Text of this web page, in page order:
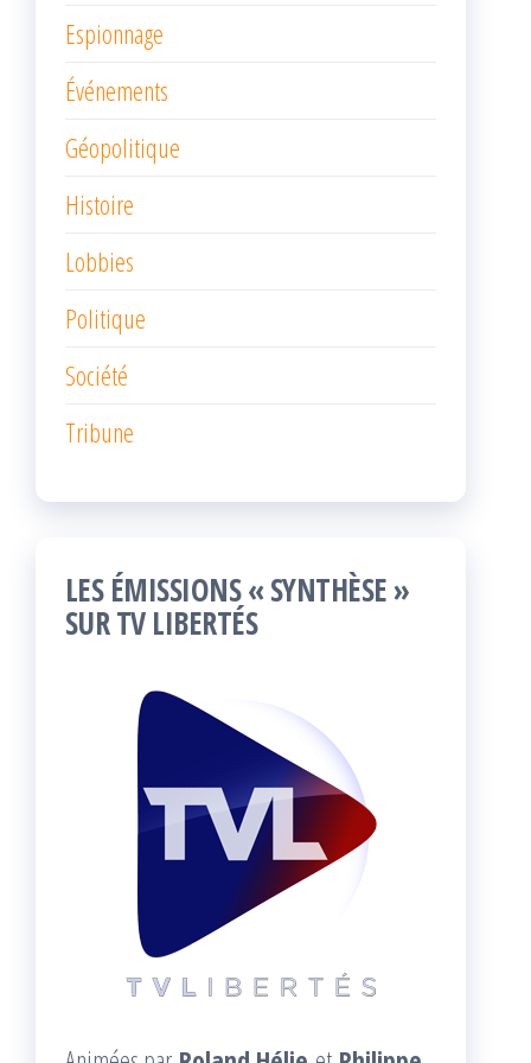
Espionnage
Événements
Géopolitique
Histoire
Lobbies
Politique
Société
Tribune
LES ÉMISSIONS « SYNTHÈSE »
SUR TV LIBERTÉS